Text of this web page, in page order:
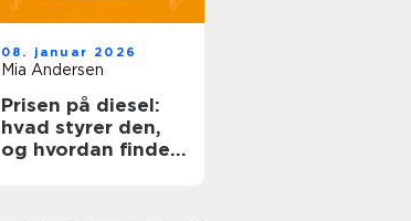
08. januar 2026
Mia Andersen
Prisen på diesel:
hvad styrer den,
og hvordan finder